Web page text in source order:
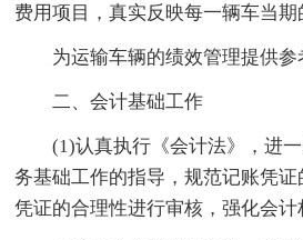
费用项目，真实反映每一辆车当期
为运输车辆的绩效管理提供参
二、会计基础工作
(1)认真执行《会计法》，进
务基础工作的指导，规范记账凭
凭证的合理性进行审核，强化会计